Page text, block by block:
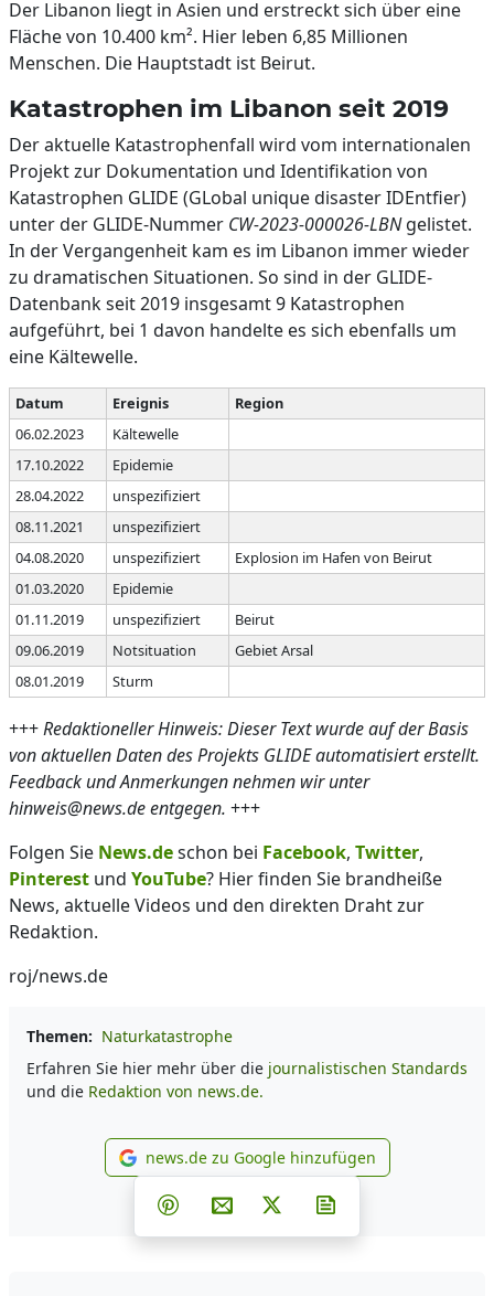
Der Libanon liegt in Asien und erstreckt sich über eine
Fläche von 10.400 km². Hier leben 6,85 Millionen
Menschen. Die Hauptstadt ist Beirut.
Katastrophen im Libanon seit 2019
Der aktuelle Katastrophenfall wird vom internationalen
Projekt zur Dokumentation und Identifikation von
Katastrophen GLIDE (GLobal unique disaster IDEntfier)
unter der GLIDE-Nummer CW-2023-000026-LBNgelistet.
In der Vergangenheit kam es im Libanon immer wieder
zu dramatischen Situationen. So sind in der GLIDE-
Datenbank seit 2019 insgesamt 9 Katastrophen
aufgeführt, bei 1 davon handelte es sich ebenfalls um
eine Kältewelle.
Datum Ereignis
Region
06.02.2023
Kältewelle
17.10.2022
Epidemie
28.04.2022
unspezifiziert
08.11.2021
unspezifiziert
04.08.2020
unspezifiziert
Explosion im Hafen von Beirut
01.03.2020
Epidemie
01.11.2019
unspezifiziert
Beirut
09.06.2019
Notsituation
Gebiet Arsal
08.01.2019
Sturm
+++Redaktioneller Hinweis: Dieser Text wurde auf der Basis
von aktuellen Daten des Projekts GLIDE automatisiert erstellt.
Feedback und Anmerkungen nehmen wir unter
hinweis@news.de entgegen. +++
Folgen Sie News.deschon bei Facebook, Twitter,
Pinterest und YouTube? Hier finden Sie brandheiße
News, aktuelle Videos und den direkten Draht zur
Redaktion.
roj/news.de
Themen: Naturkatastrophe
Erfahren Sie hier mehr über die journalistischen Standards
und die Redaktion von news.de.
news.de zu Google
news.de zu Google hinzufügen
Teilen auf Facebook
Teilen auf Whatsapp
Teilen auf Telegram
Teilen auf Pinterest
Per E-Mail teilen
Post auf X